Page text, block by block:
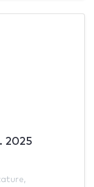
2025
,